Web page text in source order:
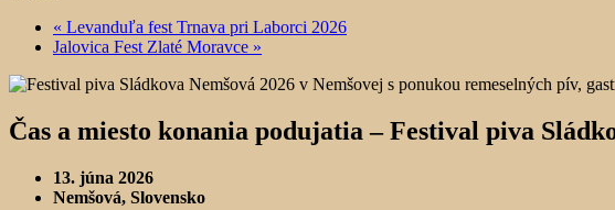
« Levanduľa fest Trnava pri Laborci 2026
Jalovica Fest Zlaté Moravce »
Čas a miesto konania podujatia –Festival piva
13. júna 2026
Nemšová, Slovensko